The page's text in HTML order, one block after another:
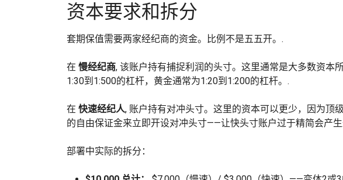
资本要求和拆分
套期保值需要两家经纪商的资金。比例不是五五开。.
在 慢经纪商, 该账户持有捕捉利润的头寸。这里通常是大多数资
1:30到1:500的杠杆，黄金通常为1:20到1:200的杠杆。.
在 快速经纪人, 账户持有对冲头寸。这里的资本可以更少，因为顶
的自由保证金来立即开设对冲头寸——让快头寸账户过于精简会产
部署中实际的拆分：